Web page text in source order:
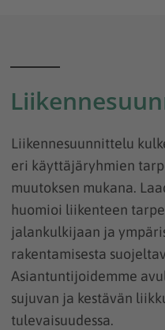
Liikennesuunnittelu
eri käyttäjäryhmien
muutoksen mukana.
huomioi liikenteen
jalankulkijaan ja
rakentamisesta
Asiantuntijoidemme
sujuvan ja kestävän
tulevaisuudessa.